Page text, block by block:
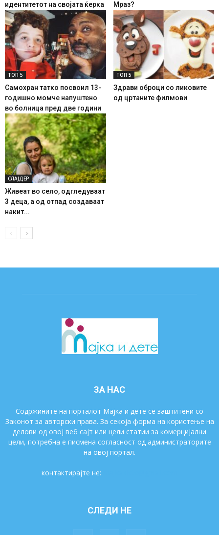
идентитетот на својата ќерка
Мраз?
ТОП 5
Самохран татко посвоил 13-
годишно момче напуштено
во болница пред две години
ТОП 5
Здрави оброци со ликовите
од цртаните филмови
СЛАЈДЕР
Живеат во село, одгледуваат
3 деца, а од отпад создаваат
накит...
ЗА НАС
Содржините на порталот Мајка и дете се заштитени со
Законот за авторски права. За секоја форма на користење на
делови од овој веб сајт или цели статии за комерцијални
цели, потребна е писмена согласност од администраторите
на овој портал.
контактирајте не:
СЛЕДИ НЕ